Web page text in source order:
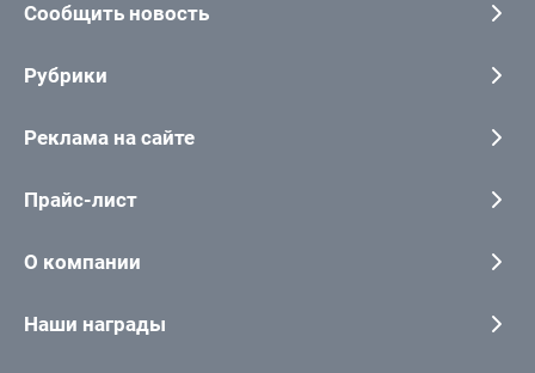
Сообщить новость
Рубрики
Реклама на сайте
Прайс-лист
О компании
Наши награды